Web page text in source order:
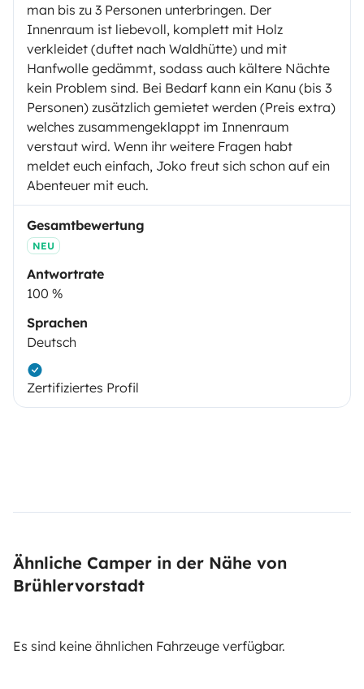
man bis zu 3 Personen unterbringen. Der
Innenraum ist liebevoll, komplett mit Holz
verkleidet (duftet nach Waldhütte) und mit
Hanfwolle gedämmt, sodass auch kältere Nächte
kein Problem sind. Bei Bedarf kann ein Kanu (bis 3
Personen) zusätzlich gemietet werden (Preis extra)
welches zusammengeklappt im Innenraum
verstaut wird. Wenn ihr weitere Fragen habt
meldet euch einfach, Joko freut sich schon auf ein
Abenteuer mit euch.
Gesamtbewertung
NEU
Antwortrate
100 %
Sprachen
Deutsch
Zertifiziertes Profil
Ähnliche Camper in der Nähe von
Brühlervorstadt
Es sind keine ähnlichen Fahrzeuge verfügbar.